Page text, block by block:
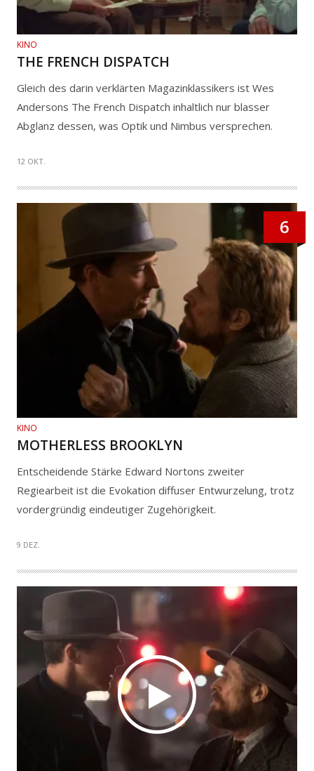
KINO
THE FRENCH DISPATCH
Gleich des darin verklärten Magazinklassikers ist Wes
Andersons The French Dispatch inhaltlich nur blasser
Abglanz dessen, was Optik und Nimbus versprechen.
12 OKT.
6
KINO
MOTHERLESS BROOKLYN
Entscheidende Stärke Edward Nortons zweiter
Regiearbeit ist die Evokation diffuser Entwurzelung, trotz
vordergründig eindeutiger Zugehörigkeit.
9 DEZ.